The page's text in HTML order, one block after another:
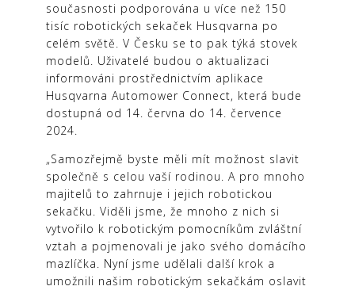
současnosti podporována u více než 150
tisíc robotických sekaček Husqvarna po
celém světě. V Česku se to pak týká stovek
modelů. Uživatelé budou o aktualizaci
informováni prostřednictvím aplikace
Husqvarna Automower Connect, která bude
dostupná od 14. června do 14. července
2024.
„Samozřejmě byste měli mít možnost slavit
společně s celou vaší rodinou. A pro mnoho
majitelů to zahrnuje i jejich robotickou
sekačku. Viděli jsme, že mnoho z nich si
vytvořilo k robotickým pomocníkům zvláštní
vztah a pojmenovali je jako svého domácího
mazlíčka. Nyní jsme udělali další krok a
umožnili našim robotickým sekačkám oslavit